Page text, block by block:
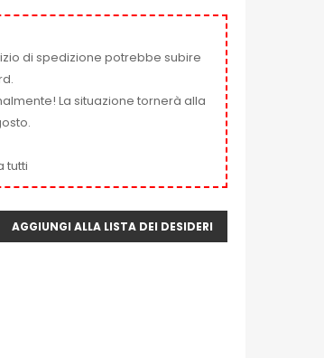
di spedizione potrebbe subire
La situazione tornerà alla
tutti
AGGIUNGI ALLA LISTA DEI DESIDERI